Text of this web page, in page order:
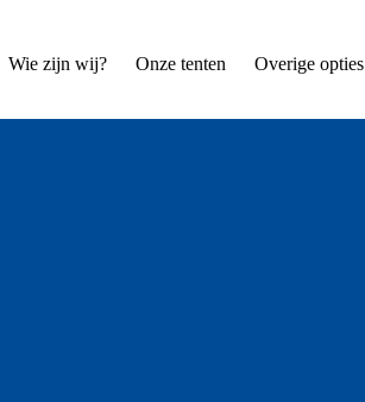
Wie zijn wij? Onze tenten Overige opties